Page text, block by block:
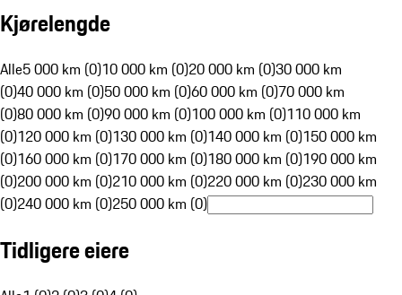
Kjørelengde
Alle5 000 km (0)10 000 km (0)20 000 km (0)30 000 km
(0)40 000 km (0)50 000 km (0)60 000 km (0)70 000 km
(0)80 000 km (0)90 000 km (0)100 000 km (0)110 000 km
(0)120 000 km (0)130 000 km (0)140 000 km (0)150 000 km
(0)160 000 km (0)170 000 km (0)180 000 km (0)190 000 km
(0)200 000 km (0)210 000 km (0)220 000 km (0)230 000 km
(0)240 000 km (0)250 000 km (0)
Tidligere eiere